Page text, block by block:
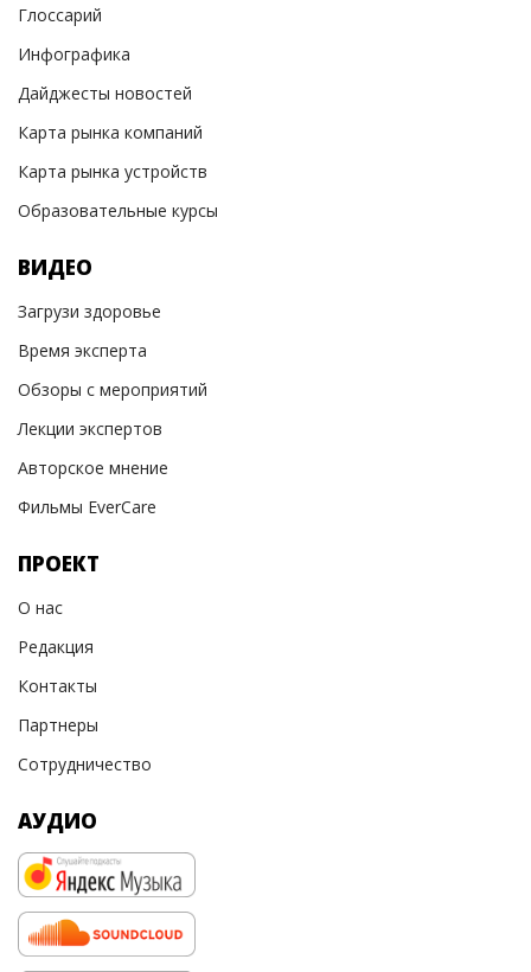
Глоссарий
Инфографика
Дайджесты новостей
Карта рынка компаний
Карта рынка устройств
Образовательные курсы
ВИДЕО
Загрузи здоровье
Время эксперта
Обзоры с мероприятий
Лекции экспертов
Авторское мнение
Фильмы EverCare
ПРОЕКТ
О нас
Редакция
Контакты
Партнеры
Сотрудничество
АУДИО